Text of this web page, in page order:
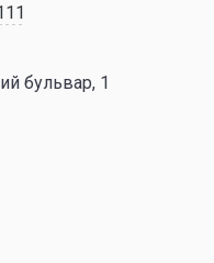
бульвар, 1